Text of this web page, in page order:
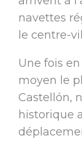
navettes
le centre-
Une fois
moyen le
Castellón,
historique